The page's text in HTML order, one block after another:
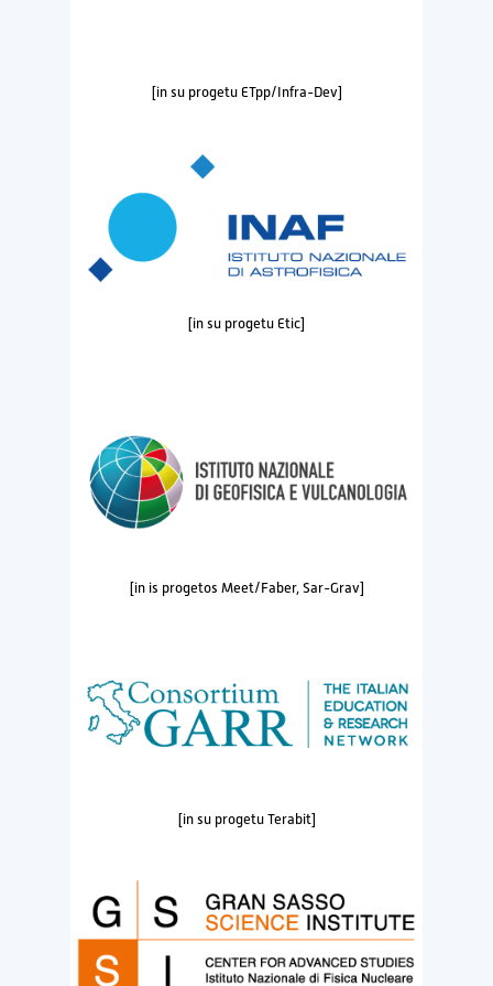
[in su progetu ETpp/Infra-Dev]
[in su progetu Etic]
[in is progetos Meet/Faber, Sar-Grav]
[in su progetu Terabit]